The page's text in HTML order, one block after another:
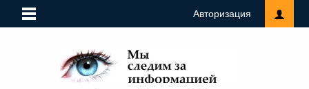
Авторизация